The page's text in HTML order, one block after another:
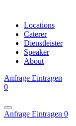
Locations
Caterer
Dienstleister
Speaker
About
Anfrage Eintragen
0
Anfrage Eintragen 0